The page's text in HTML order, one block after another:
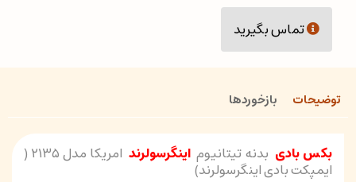
تماس بگیرید
توضیحات بازخوردها
بکس بادی بدنه تیتانیوماینگرسولرند امریکا مدل ۲۱۳۵ (
ایمپکت بادی اینگرسولرند)